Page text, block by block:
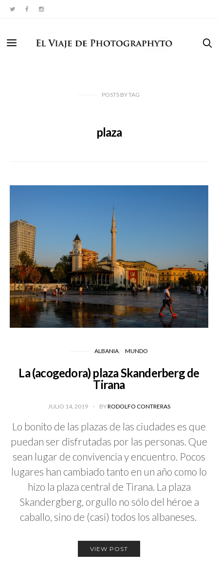
POSTS BYTAG
plaza
ALBANIA MUNDO
La (acogedora) plaza Skanderberg de
Tirana
JULIO 14, 2019 BYRODOLFO CONTRERAS
Lo bonito de las plazas de las ciudades es que
puedan ser disfrutadas por las personas. Que
sean lugar de convivencia y encuentro. Pocos
lugares han cambiado tanto en un año como lo
hizo la plaza central de Tirana. La plaza
Skandergberg, orgullo no sólo del héroe a
caballo, sino de (casi) todos los albaneses.
VIEW POST